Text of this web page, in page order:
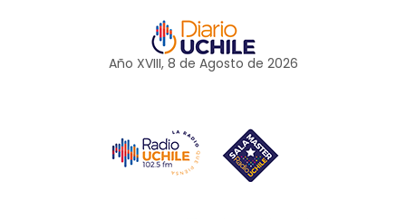
Año XVIII, 8 de Agosto de 2026